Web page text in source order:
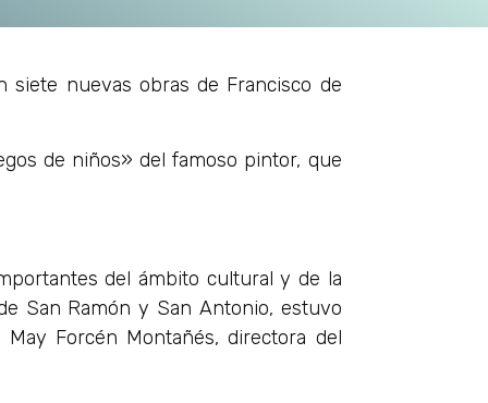
siete nuevas obras de Francisco de
de niños» del famoso pintor, que
del ámbito cultural y de la
San Ramón y San Antonio, estuvo
May Forcén Montañés, directora del